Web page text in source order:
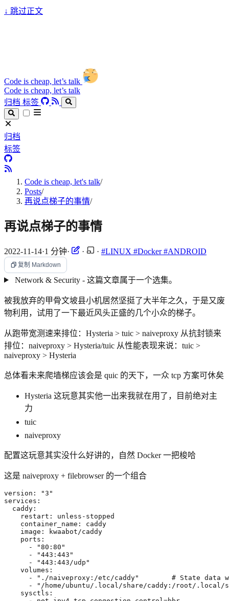
↓ 跳过正文
Code is cheap, let’s talk
Code is cheap, let’s talk
归档 标签
归档
标签
Code is cheap, let's talk/
Posts/
再说点梯子的事情/
再说点梯子的事情
2022-11-14·1 分钟· · · #LINUX #Docker#ANDROID
复制 Markdown
Network & Security - 这篇文章属于一个选集。
被我放弃的甲骨文坡县小机居然坚挺了大半年之久，于是又废
物利用，试用了一下最近风头正盛的几个小众的梯子。
从跑带宽测速来排位：Hysteria > tuic > naiveproxy 从抗封锁来
排位：naiveproxy > Hysteria/tuic 从性能表现来说：tuic >
naiveproxy > Hysteria
总体看未来爬墙梯应该会是 quic 的天下，一众 tcp 方案可休矣
Hysteria 这玩意其实他一出来我就在用了，目前绝对主
力
tuic
naiveproxy
配置这玩意其实没什么好讲的，自然 Docker 一把梭哈
这是 naiveproxy + filebrowser 的一个组合
version :
"3"
services :
caddy :
restart :
unless-stopped
container_name :
caddy
image :
kwaabot/caddy
ports :
-
"80:80"
-
"443:443"
-
"443:443/udp"
volumes :
-
"./naiveproxy:/etc/caddy"
# State data
-
"/home/ubuntu/.local/share/caddy:/root/.local/
sysctls :